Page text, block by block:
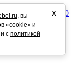
руб./ шт
, вы
«cookie» и
с политикой
х